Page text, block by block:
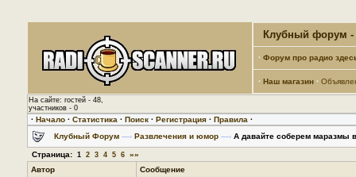
Клубный форум -
· Форум про радио
· Наш магазин ·
На сайте: гостей - 48,
участников - 0
· Начало · Статистика · Поиск · Регистрация · Правила ·
Клубный Форум —› Развлечения и юмор —› А давайте соберем маразмы
Страница: 1 2 3 4 5 6 »»
Автор
Сообщение